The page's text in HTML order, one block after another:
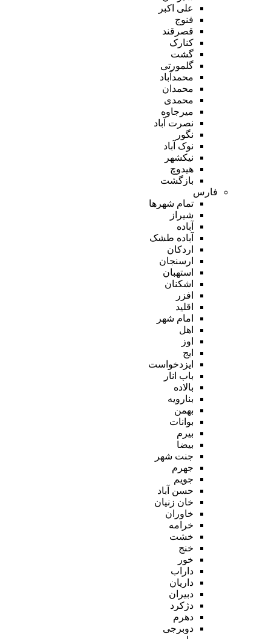
علی اکبر
فنوج
قصرقند
کنارک
گشت
گلمورتی
محمدآباد
محمدان
محمدی
میرجاوه
نصرت آباد
نگور
نوک آباد
نیکشهر
هیدوچ
بازگشت
فارس
تمام شهر‌ها
شیراز
آباده
آباده طشک
اردکان
ارسنجان
استهبان
اشکنان
افزر
اقلید
امام شهر
اهل
اوز
ایج
ایزدخواست
باب انار
بالاده
بنارویه
بهمن
بوانات
بیرم
بیضا
جنت شهر
جهرم
جویم
حسن آباد
خان زنیان
خاوران
خرامه
خشت
خنج
خور
داراب
داریان
دبیران
دژکرد
دهرم
دوبرجی